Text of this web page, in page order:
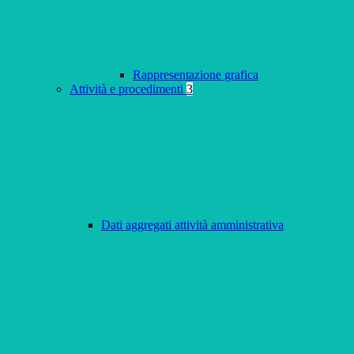
Rappresentazione grafica
Attività e procedimenti 3
Dati aggregati attività amministrativa